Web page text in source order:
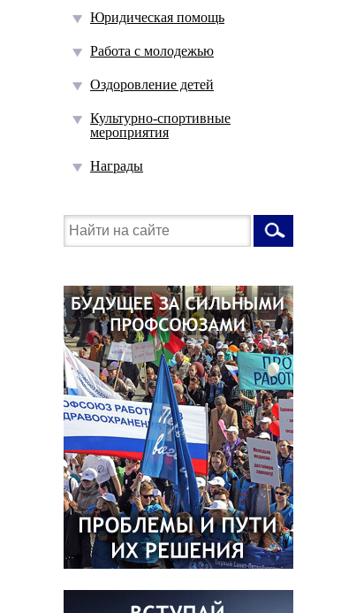
Юридическая помощь
Работа с молодежью
Оздоровление детей
Культурно-спортивные
мероприятия
Награды